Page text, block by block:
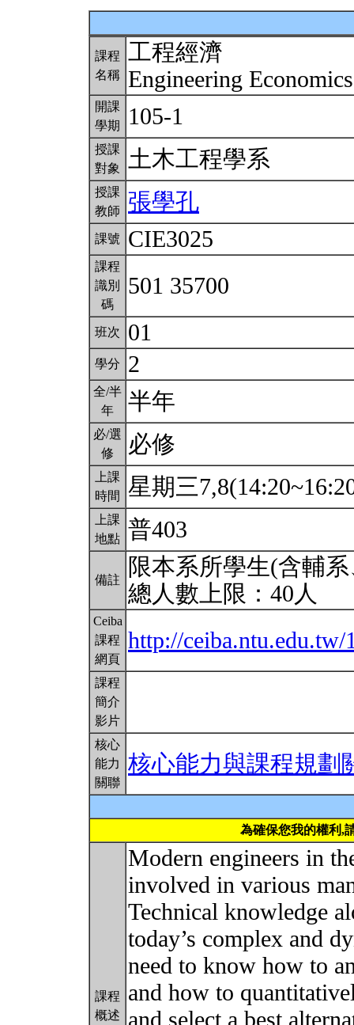
課程
名稱
工程經濟
Engineering
開課
學期
105-1
授課
對象
土木工程學系
授課
教師
張學孔
課號 CIE3025
課程
識別
碼
501 35700
班次 01
學分 2
全/半
年
半年
必/選
修
必修
上課
時間
星期三
上課
地點 普403
備註
限本系所學生(含輔
總人數上限：40人
Ceiba
課程
網頁
http://
課程
簡介
影片
核心
能力
關聯
核心能力與課程規劃
為確保您我的權利,
課程
概述
Modern engineers in
involved in various
Technical knowledge
today’s complex and
need to know how to
and how to
and select a best